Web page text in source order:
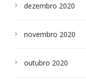
dezembro 2020
novembro 2020
outubro 2020